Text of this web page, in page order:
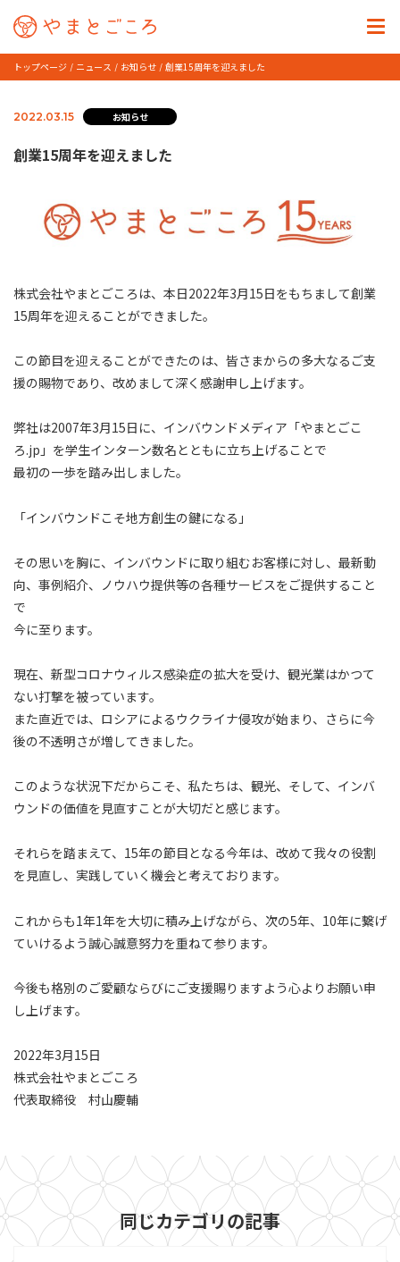
トップページ ニュース お知らせ 創業15周年を迎えました
2022.03.15 お知らせ
創業15周年を迎えました
株式会社やまとごころは、本日2022年3月15日をもちまして創業
15周年を迎えることができました。
この節目を迎えることができたのは、皆さまからの多大なるご支
援の賜物であり、改めまして深く感謝申し上げます。
弊社は2007年3月15日に、インバウンドメディア「やまとごこ
ろ.jp」を学生インターン数名とともに立ち上げることで
最初の一歩を踏み出しました。
「インバウンドこそ地方創生の鍵になる」
その思いを胸に、インバウンドに取り組むお客様に対し、最新動
向、事例紹介、ノウハウ提供等の各種サービスをご提供すること
で
今に至ります。
現在、新型コロナウィルス感染症の拡大を受け、観光業はかつて
ない打撃を被っています。
また直近では、ロシアによるウクライナ侵攻が始まり、さらに今
後の不透明さが増してきました。
このような状況下だからこそ、私たちは、観光、そして、インバ
ウンドの価値を見直すことが大切だと感じます。
それらを踏まえて、15年の節目となる今年は、改めて我々の役割
を見直し、実践していく機会と考えております。
これからも1年1年を大切に積み上げながら、次の5年、10年に繋げ
ていけるよう誠心誠意努力を重ねて参ります。
今後も格別のご愛顧ならびにご支援賜りますよう心よりお願い申
し上げます。
2022年3月15日
株式会社やまとごころ
代表取締役 村山慶輔
同じカテゴリの記事